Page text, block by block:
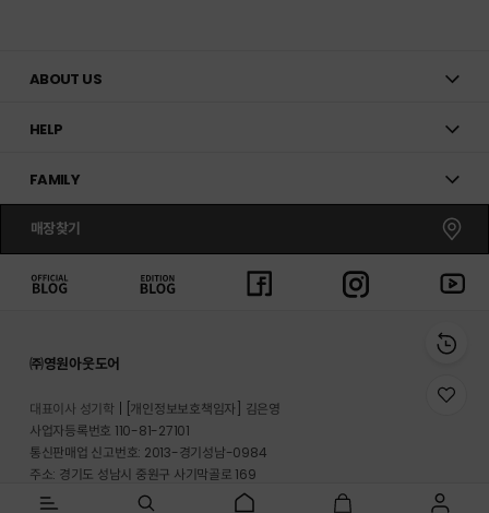
ABOUT US
HELP
FAMILY
매장찾기
㈜영원아웃도어
대표이사 성기학
[개인정보보호책임자] 김은영
사업자등록번호 110-81-27101
통신판매업 신고번호: 2013-경기성남-0984
주소: 경기도 성남시 중원구 사기막골로 169
반송지 주소 : 경기도 이천시 마장면 프리미엄 아울렛로 33-20
위
이